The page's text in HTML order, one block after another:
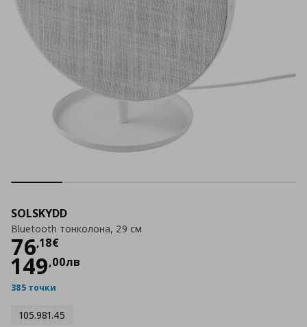
SOLSKYDD
Bluetooth тонколона, 29 см
76,18€
Цена
149,00лв
385 точки
105.981.45